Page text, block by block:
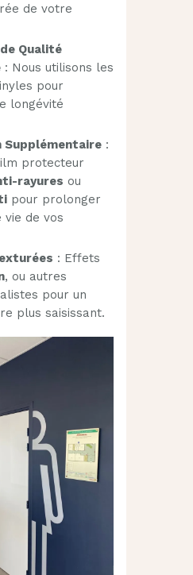
de votre
Qualité
: Nous utilisons les
pour
longévité
:
protecteur
rayures ou
pour prolonger
vie de vos
: Effets
, ou autres
pour un
plus saisissant.